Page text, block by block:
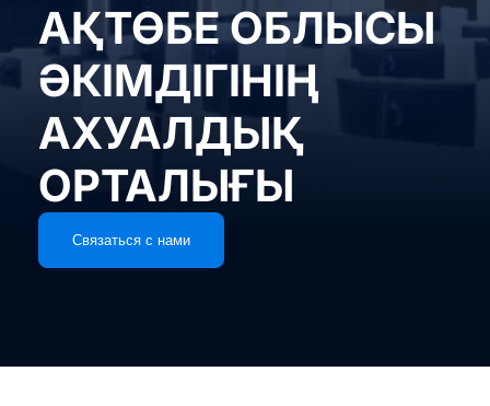
АҚТӨБЕ ОБЛЫСЫ
ӘКІМДІГІНІҢ
АХУАЛДЫҚ
ОРТАЛЫҒЫ
Связаться с нами